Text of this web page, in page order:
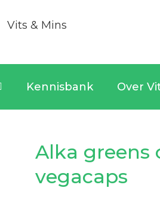
Kennisbank Over
Alka greens
vegacaps